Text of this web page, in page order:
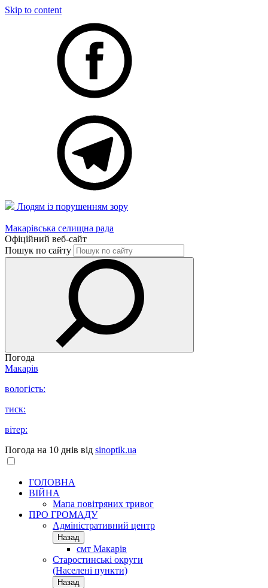
Skip to content
Людям із порушенням зору
Макарівська селищна рада
Офіційний веб-сайт
Пошук по сайту
Погода
Макарів
вологість:
тиск:
вітер:
Погода на 10 днів від sinoptik.ua
ГОЛОВНА
ВІЙНА
Мапа повітряних тривог
ПРО ГРОМАДУ
Aдміністративний центр
Назад
смт Макарів
Старостинські округи
(Населені пункти)
Назад